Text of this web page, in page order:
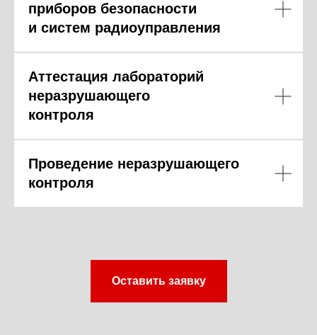
приборов безопасности
и систем радиоуправления
Аттестация лабораторий
неразрушающего
контроля
Проведение неразрушающего
контроля
Оставить заявку